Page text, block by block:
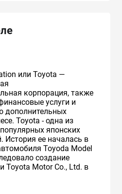
или Toyota —
корпорация, также
услуги и
дополнительных
Toyota - одна из
японских
История ее началась в
Toyoda Model
создание
Toyota Motor Co., Ltd. в